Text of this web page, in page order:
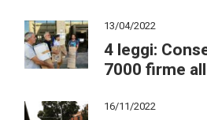
13/04/2022
4 leggi:
7000 firme
16/11/2022